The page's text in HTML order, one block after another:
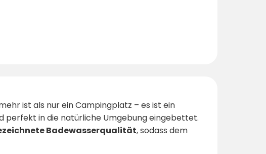
ist als nur ein Campingplatz – es ist ein
perfekt in die natürliche Umgebung eingebettet.
Badewasserqualität, sodass dem